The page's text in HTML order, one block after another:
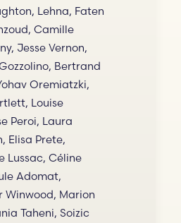
Lehna, Faten
Camille
Jesse Vernon,
Bertrand
Oremiatzki,
Louise
Peroi, Laura
Elisa Prete,
Lussac, Céline
Adomat,
Winwood, Marion
Taheni, Soizic